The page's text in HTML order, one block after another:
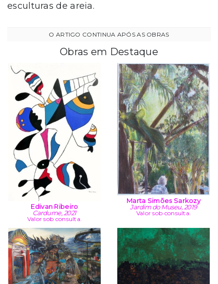
esculturas de areia.
Obras em Destaque
Edivan Ribeiro
Cardume, 2021
Valor sob consulta.
Marta Simões Sarkozy
Jardim do Museu, 2019
Valor sob consulta.